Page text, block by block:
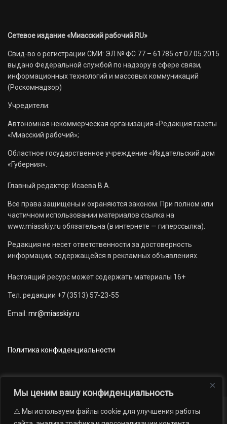
Мы ценим вашу конфиденциальность
⚠️ Мы используем файлы cookie для улучшения работы
Сетевое издание «Миасский рабочий.RU»
Свид-во о регистрации СМИ: ЭЛ № ФС 77 – 61785 от 07.05.2015
выдано Федеральной службой по надзору в сфере связи,
информационных технологий и массовых коммуникаций
(Роскомнадзор)
Учредители:
Автономная некоммерческая организация «Редакция газеты
«Миасский рабочий»;
Областное государственное учреждение «Издательский дом
«Губерния».
Главный редактор: Исаева В.А.
Все права защищены и охраняются законом. При полном или
частичном использовании материалов ссылка на
www.miasskiy.ru обязательна (в интернете — гиперссылка).
Редакция не несет ответственности за достоверность
информации, содержащейся в рекламных объявлениях.
Настоящий ресурс может содержать материалы 16+
Тел. редакции +7 (3513) 57-23-55
Email: mr@miasskiy.ru
Политика конфиденциальности
Новости Наши проекты
Официально